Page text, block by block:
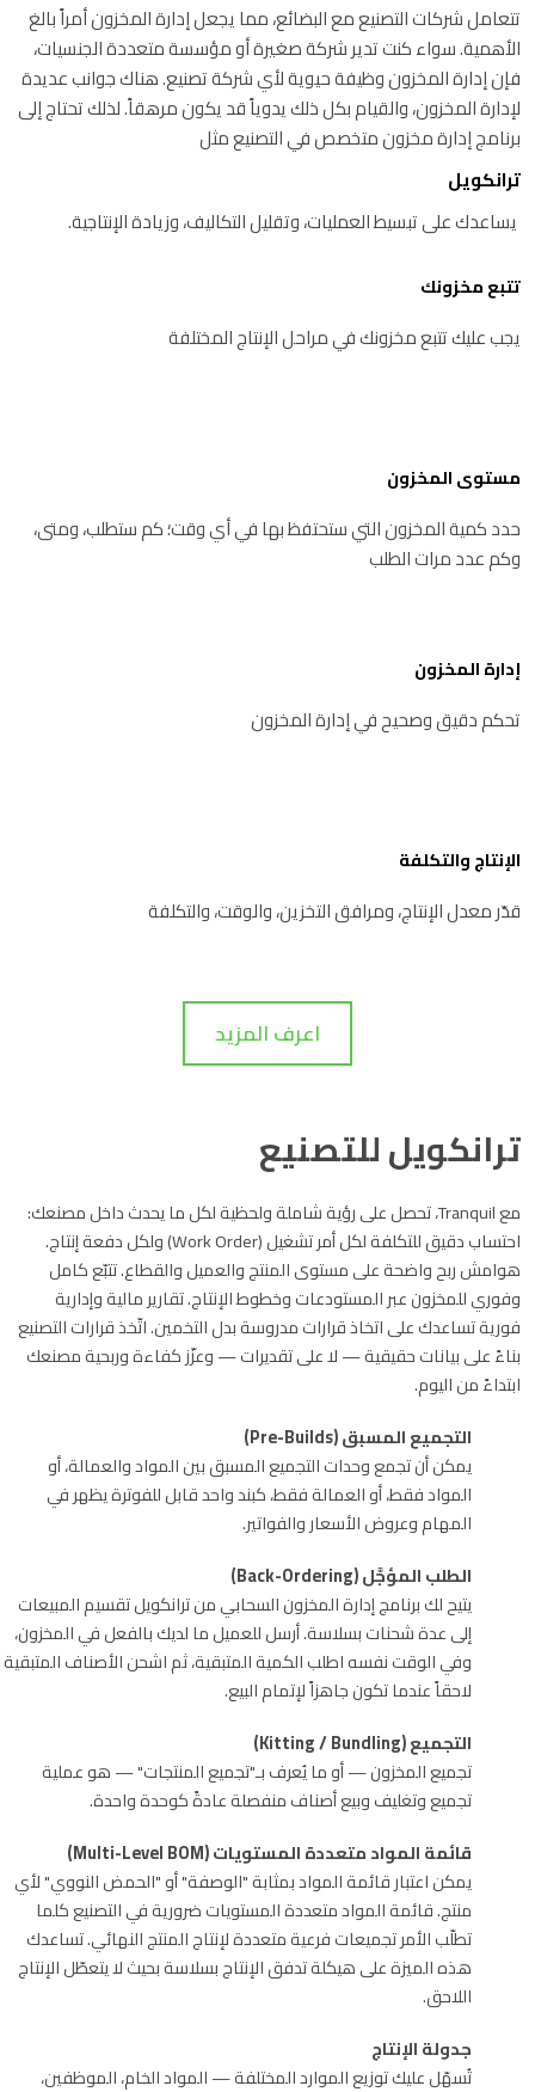
تتعامل شركات التصنيع مع البضائع، مما يجعل إدارة المخزون أمراً بالغ
الأهمية. سواء كنت تدير شركة صغيرة أو مؤسسة متعددة الجنسيات،
فإن إدارة المخزون وظيفة حيوية لأي شركة تصنيع. هناك جوانب عديدة
لإدارة المخزون، والقيام بكل ذلك يدوياً قد يكون مرهقاً. لذلك تحتاج إلى
برنامج إدارة مخزون متخصص في التصنيع مثل
ترانكويل
يساعدك على تبسيط العمليات، وتقليل التكاليف، وزيادة الإنتاجية.
تتبع مخزونك
يجب عليك تتبع مخزونك في مراحل الإنتاج المختلفة
مستوى المخزون
حدد كمية المخزون التي ستحتفظ بها في أي وقت؛ كم ستطلب، ومتى،
وكم عدد مرات الطلب
إدارة المخزون
تحكم دقيق وصحيح في إدارة المخزون
الإنتاج والتكلفة
قدّر معدل الإنتاج، ومرافق التخزين، والوقت، والتكلفة
اعرف المزيد
ترانكويل للتصنيع
مع Tranquil، تحصل على رؤية شاملة ولحظية لكل ما يحدث داخل مصنعك:
احتساب دقيق للتكلفة لكل أمر تشغيل (Work Order) ولكل دفعة إنتاج.
هوامش ربح واضحة على مستوى المنتج والعميل والقطاع. تتبّع كامل
وفوري للمخزون عبر المستودعات وخطوط الإنتاج. تقارير مالية وإدارية
فورية تساعدك على اتخاذ قرارات مدروسة بدل التخمين. اتّخذ قرارات التصنيع
بناءً على بيانات حقيقية — لا على تقديرات — وعزّز كفاءة وربحية مصنعك
ابتداءً من اليوم.
التجميع المسبق (Pre-Builds)
يمكن أن تجمع وحدات التجميع المسبق بين المواد والعمالة، أو
المواد فقط، أو العمالة فقط، كبند واحد قابل للفوترة يظهر في
المهام وعروض الأسعار والفواتير.
الطلب المؤجَّل (Back-Ordering)
يتيح لك برنامج إدارة المخزون السحابي من ترانكويل تقسيم المبيعات
إلى عدة شحنات بسلاسة. أرسل للعميل ما لديك بالفعل في المخزون،
وفي الوقت نفسه اطلب الكمية المتبقية، ثم اشحن الأصناف المتبقية
لاحقاً عندما تكون جاهزاً لإتمام البيع.
التجميع (Kitting / Bundling)
تجميع المخزون — أو ما يُعرف بـ"تجميع المنتجات" — هو عملية
تجميع وتغليف وبيع أصناف منفصلة عادةً كوحدة واحدة.
قائمة المواد متعددة المستويات (Multi-Level BOM)
يمكن اعتبار قائمة المواد بمثابة "الوصفة" أو "الحمض النووي" لأي
منتج. قائمة المواد متعددة المستويات ضرورية في التصنيع كلما
تطلّب الأمر تجميعات فرعية متعددة لإنتاج المنتج النهائي. تساعدك
هذه الميزة على هيكلة تدفق الإنتاج بسلاسة بحيث لا يتعطّل الإنتاج
اللاحق.
جدولة الإنتاج
تُسهّل عليك توزيع الموارد المختلفة — المواد الخام، الموظفين،